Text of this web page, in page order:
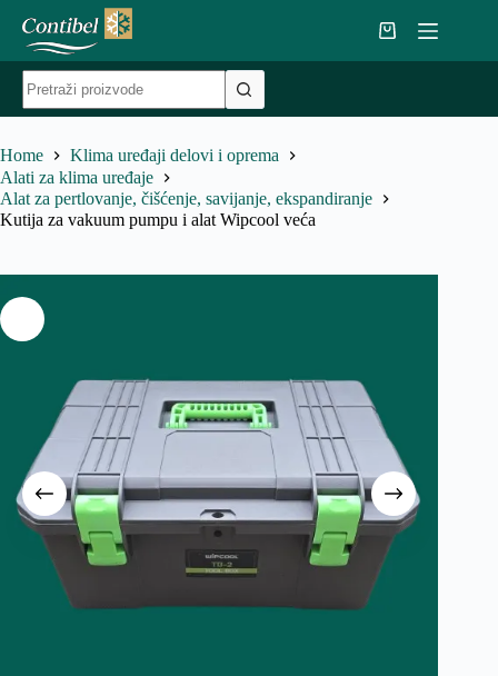
content
Shopping
cart
results
Home
Klima uređaji delovi i oprema
Alati za klima uređaje
Alat za pertlovanje, čišćenje, savijanje, ekspandiranje
Kutija za vakuum pumpu i alat Wipcool veća